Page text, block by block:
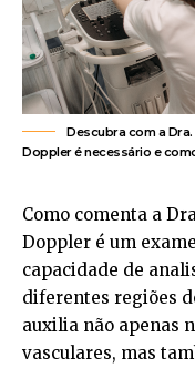
Descubra com a
Doppler é necessário e
Como comenta a
Doppler é um
capacidade de
diferentes regiões
auxilia não apenas
vasculares, mas